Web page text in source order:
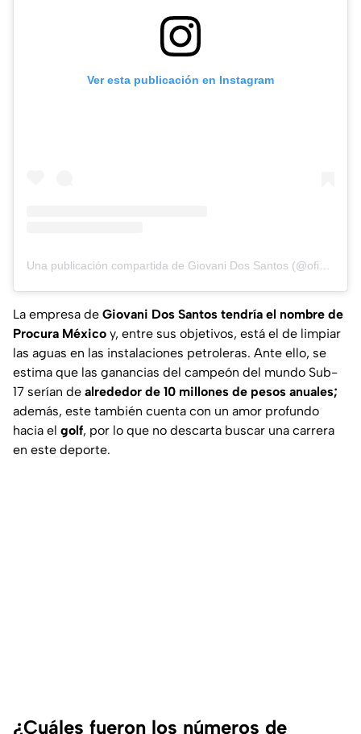
Ver esta publicación en Instagram
Una publicación compartida de Giovani Dos Santos (@oficialgio)
La empresa de Giovani Dos Santos tendría el nombre de
Procura México y, entre sus objetivos, está el de limpiar
las aguas en las instalaciones petroleras. Ante ello, se
estima que las ganancias del campeón del mundo Sub-
17 serían de alrededor de 10 millones de pesos anuales;
además, este también cuenta con un amor profundo
hacia el golf, por lo que no descarta buscar una carrera
en este deporte.
¿Cuáles fueron los números de